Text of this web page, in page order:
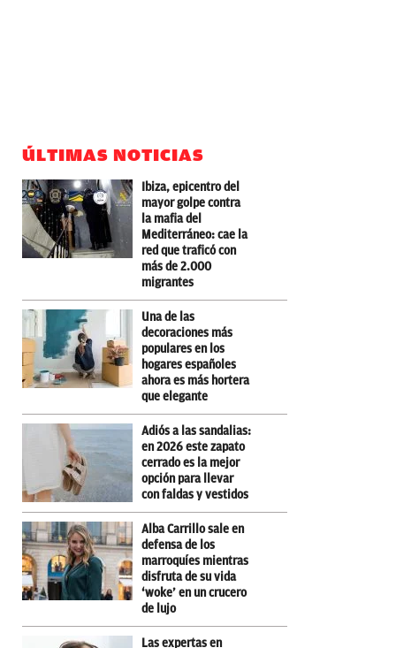
ÚLTIMAS NOTICIAS
Ibiza, epicentro del
mayor golpe contra
la mafia del
Mediterráneo: cae la
red que traficó con
más de 2.000
migrantes
Una de las
decoraciones más
populares en los
hogares españoles
ahora es más hortera
que elegante
Adiós a las sandalias:
en 2026 este zapato
cerrado es la mejor
opción para llevar
con faldas y vestidos
Alba Carrillo sale en
defensa de los
marroquíes mientras
disfruta de su vida
‘woke’ en un crucero
de lujo
Las expertas en